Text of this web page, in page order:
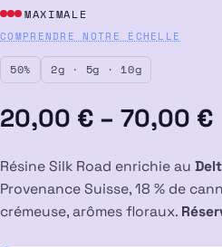
MAXIMALE
COMPRENDRE NOTRE ÉCHELLE
50% 2g · 5g · 10g
20,00 € – 70,00 €
Plage
de
prix :
Résine Silk Road enrichie au
Provenance Suisse, 18 % de
crémeuse, arômes floraux.